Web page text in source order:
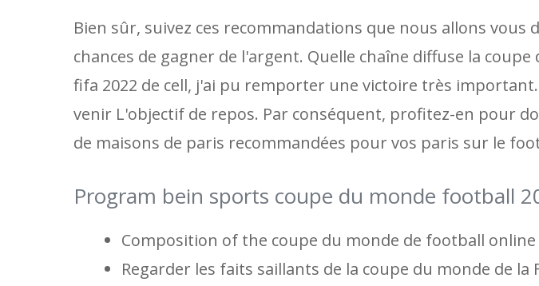
Bien sûr, suivez ces recommandations que nous allons vous
chances de gagner de l'argent. Quelle chaîne diffuse la
fifa 2022 de cell, j'ai pu remporter une victoire très
venir L'objectif de repos. Par conséquent, profitez-en pour
de maisons de paris recommandées pour vos paris sur le
Program bein sports coupe du monde football
Composition of the coupe du monde de football online
Regarder les faits saillants de la coupe du monde de la